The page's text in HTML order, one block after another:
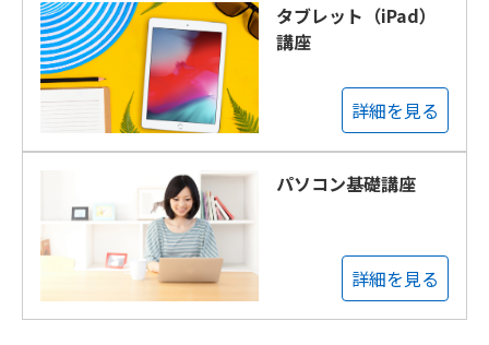
タブレット（iPad）
講座
詳細を見る
パソコン基礎講座
詳細を見る